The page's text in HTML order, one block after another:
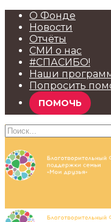
О Фонде
Новости
Отчёты
СМИ о нас
#СПАСИБО!
Наши
Попросить
ПОМОЧЬ